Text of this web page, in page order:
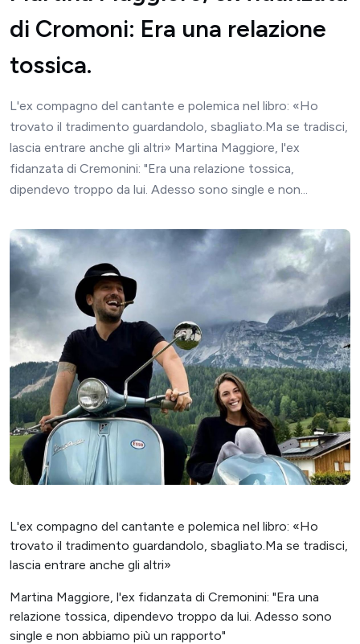
di Cromoni: Era una relazione
tossica.
L'ex compagno del cantante e polemica nel libro: «Ho
trovato il tradimento guardandolo, sbagliato.Ma se tradisci,
lascia entrare anche gli altri» Martina Maggiore, l'ex
fidanzata di Cremonini: "Era una relazione tossica,
dipendevo troppo da lui. Adesso sono single e non...
L'ex compagno del cantante e polemica nel libro: «Ho
trovato il tradimento guardandolo, sbagliato.Ma se tradisci,
lascia entrare anche gli altri»
Martina Maggiore, l'ex fidanzata di Cremonini: "Era una
relazione tossica, dipendevo troppo da lui. Adesso sono
single e non abbiamo più un rapporto"